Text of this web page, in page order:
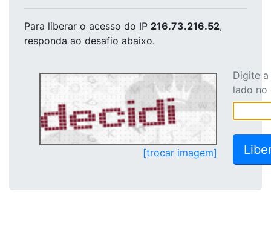
Para liberar o acesso do IP 216.73.216.52,
responda ao desafio abaixo.
[trocar imagem]
Digite
lado no